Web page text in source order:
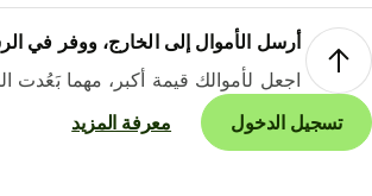
أرسل الأموال إلى الخارج، ووفر في
اجعل لأموالك قيمة أكبر، مهما بَعُدت
تسجيل الدخول
معرفة المزيد